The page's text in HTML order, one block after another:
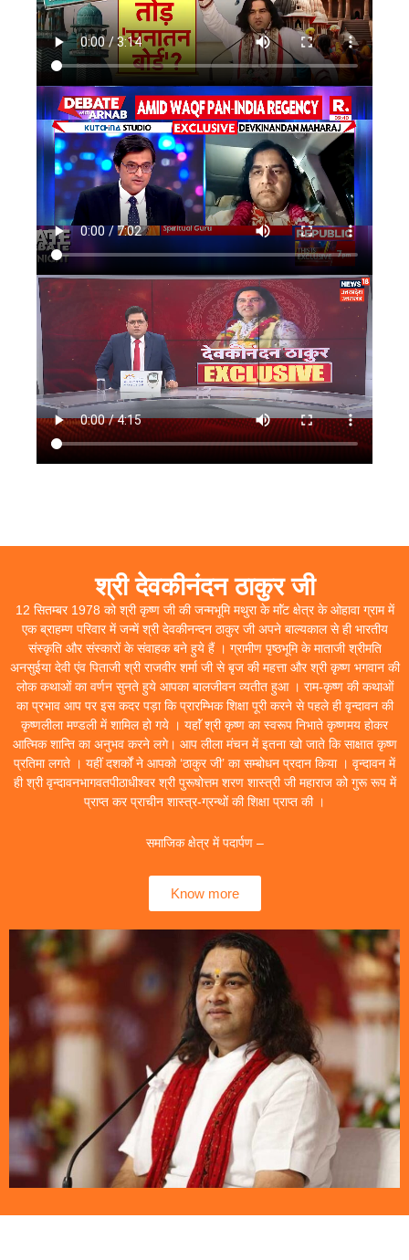
श्री देवकीनंदन ठाकुर जी
12 सितम्बर 1978 को श्री कृष्ण जी की जन्मभूमि मथुरा के माॅंट क्षेत्र के ओहावा ग्राम में
एक ब्राहम्ण परिवार में जन्में श्री देवकीनन्दन ठाकुर जी अपने बाल्यकाल से ही भारतीय
संस्कृति और संस्कारों के संवाहक बने हुये हैं । ग्रामीण पृष्ठभूमि के माताजी श्रीमति
अनसुईया देवी एंव पिताजी श्री राजवीर शर्मा जी से बृज की महत्ता और श्री कृष्ण भगवान की
लोक कथाओं का वर्णन सुनते हुये आपका बालजीवन व्यतीत हुआ । राम-कृष्ण की कथाओं
का प्रभाव आप पर इस कदर पड़ा कि प्रारम्भिक शिक्षा पूरी करने से पहले ही वृन्दावन की
कृष्णलीला मण्डली में शामिल हो गये । यहाॅं श्री कृष्ण का स्वरूप निभाते कृष्णमय होकर
आत्मिक शान्ति का अनुभव करने लगे। आप लीला मंचन में इतना खो जाते कि साक्षात कृष्ण
प्रतिमा लगते । यहीं दशर्कों ने आपको ‘ठाकुर जी’ का सम्बोधन प्रदान किया । वृन्दावन में
ही श्री वृन्दावनभागवतपीठाधीश्वर श्री पुरूषोत्तम शरण शास्त्री जी महाराज को गुरू रूप में
प्राप्त कर प्राचीन शास्त्र-ग्रन्थों की शिक्षा प्राप्त की ।
समाजिक क्षेत्र में पदार्पण –
Know more